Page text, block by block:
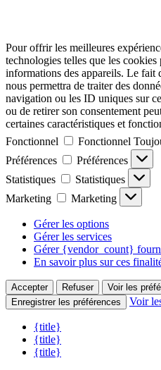
Pour offrir les meilleures
technologies telles que les
informations des appareils. Le fait
nous permettra de traiter des
navigation ou les ID uniques sur
ou de retirer son consentement
certaines caractéristiques et
Fonctionnel
Fonctionnel
Préférences
Préférences
Statistiques
Statistiques
Marketing
Marketing
Gérer les options
Gérer les services
Gérer {vendor_count}
En savoir plus sur ces
Accepter Refuser
Voir les
Enregistrer les préférences
Voir
{title}
{title}
{title}